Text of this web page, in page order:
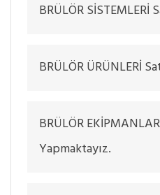
BRÜLÖR SİSTEMLERİ
BRÜLÖR ÜRÜNLERİ
BRÜLÖR
Yapmaktayız.